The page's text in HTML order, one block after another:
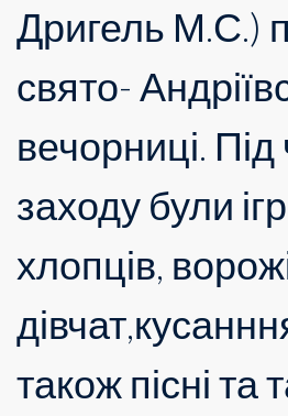
Дригель М.С.)
свято-
вечорниці. Під
заходу були
хлопців,
також пісні та